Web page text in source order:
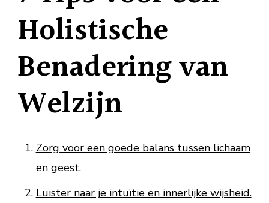
Holistische
Benadering van
Welzijn
Zorg voor een goede balans tussen lichaam
en geest.
Luister naar je intuïtie en innerlijke wijsheid.